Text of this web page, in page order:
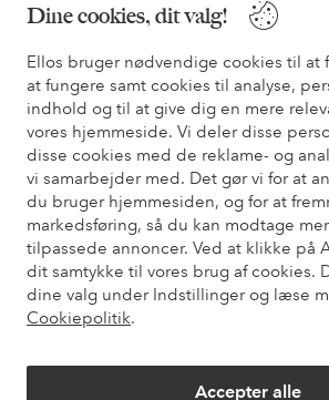
Dine cookies, dit valg!
Ellos bruger nødvendige cookies til at
at fungere samt cookies til analyse,
indhold og til at give dig en mere
vores hjemmeside. Vi deler disse
disse cookies med de reklame- og
vi samarbejder med. Det gør vi for at
du bruger hjemmesiden, og for at
markedsføring, så du kan modtage
tilpassede annoncer. Ved at klikke på
dit samtykke til vores brug af cookies.
dine valg under Indstillinger og læse
Cookiepolitik.
Accepter alle
Har du brug for hjælp?
Du kan finde svar på de oftest stillede
Du kan også finde oplysninger om,
Kundeservice Bestilling
Mine sider